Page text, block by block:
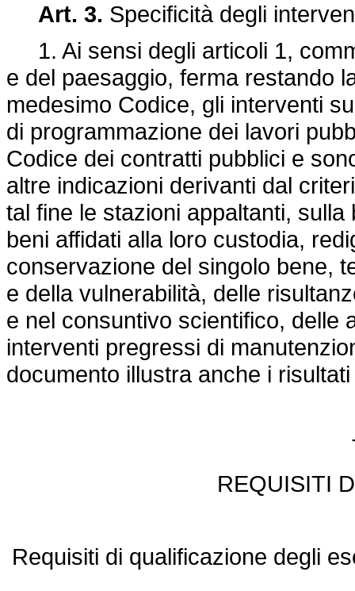
Art. 3. Specificità degli
1. Ai sensi degli articoli 1,
e del paesaggio, ferma restando
medesimo Codice, gli interventi
di programmazione dei lavori
Codice dei contratti pubblici e
altre indicazioni derivanti dal
tal fine le stazioni appaltanti,
beni affidati alla loro custodia,
conservazione del singolo bene,
e della vulnerabilità, delle
e nel consuntivo scientifico, delle
interventi pregressi di
documento illustra anche i
REQUISITI
Requisiti di qualificazione degli